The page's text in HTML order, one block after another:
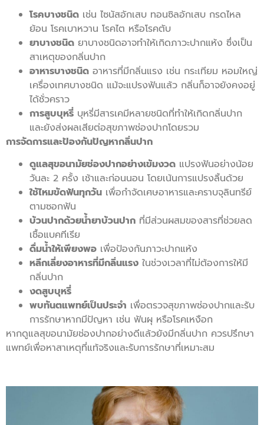
โรคบางชนิด เช่น ไซนัสอักเสบ ทอนซิลอักเสบ กรดไหล
ย้อน โรคเบาหวาน โรคไต หรือโรคตับ
ยาบางชนิด ยาบางชนิดอาจทำให้เกิดภาวะปากแห้ง ซึ่งเป็น
สาเหตุของกลิ่นปาก
อาหารบางชนิด อาหารที่มีกลิ่นแรง เช่น กระเทียม หอมใหญ่
เครื่องเทศบางชนิด แม้จะแปรงฟันแล้ว กลิ่นก็อาจยังคงอยู่
ได้ชั่วคราว
การสูบบุหรี่ บุหรี่มีสารเคมีหลายชนิดที่ทำให้เกิดกลิ่นปาก
และยังส่งผลเสียต่อสุขภาพช่องปากโดยรวม
การจัดการและป้องกันปัญหากลิ่นปาก
ดูแลสุขอนามัยช่องปากอย่างเข้มงวด แปรงฟันอย่างน้อย
วันละ 2 ครั้ง เช้าและก่อนนอน โดยเน้นการแปรงลิ้นด้วย
ใช้ไหมขัดฟันทุกวัน เพื่อกำจัดเศษอาหารและคราบจุลินทรีย์
ตามซอกฟัน
บ้วนปากด้วยน้ำยาบ้วนปาก ที่มีส่วนผสมของสารที่ช่วยลด
เชื้อแบคทีเรีย
ดื่มน้ำให้เพียงพอ เพื่อป้องกันภาวะปากแห้ง
หลีกเลี่ยงอาหารที่มีกลิ่นแรง ในช่วงเวลาที่ไม่ต้องการให้มี
กลิ่นปาก
งดสูบบุหรี่
พบทันตแพทย์เป็นประจำ เพื่อตรวจสุขภาพช่องปากและรับ
การรักษาหากมีปัญหา เช่น ฟันผุ หรือโรคเหงือก
หากดูแลสุขอนามัยช่องปากอย่างดีแล้วยังมีกลิ่นปาก ควรปรึกษา
แพทย์เพื่อหาสาเหตุที่แท้จริงและรับการรักษาที่เหมาะสม